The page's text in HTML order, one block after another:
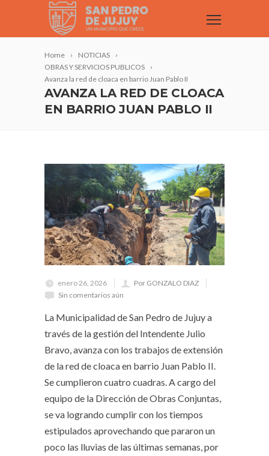
Home
NOTICIAS
OBRAS Y SERVICIOS PUBLICOS
Avanza la red de cloaca en barrio Juan Pablo II
AVANZA LA RED DE CLOACA
EN BARRIO JUAN PABLO II
enero 26, 2026
Por GONZALO DIAZ
Sin comentarios aún
La Municipalidad de San Pedro de Jujuy a
través de la gestión del Intendente Julio
Bravo, avanza con los trabajos de extensión
de la red de cloaca en barrio Juan Pablo II.
Se cumplieron cuatro cuadras. A cargo del
equipo de la Dirección de Obras Conjuntas,
se va logrando cumplir con los tiempos
estipulados aprovechando que pararon un
poco las lluvias de las últimas semanas, por